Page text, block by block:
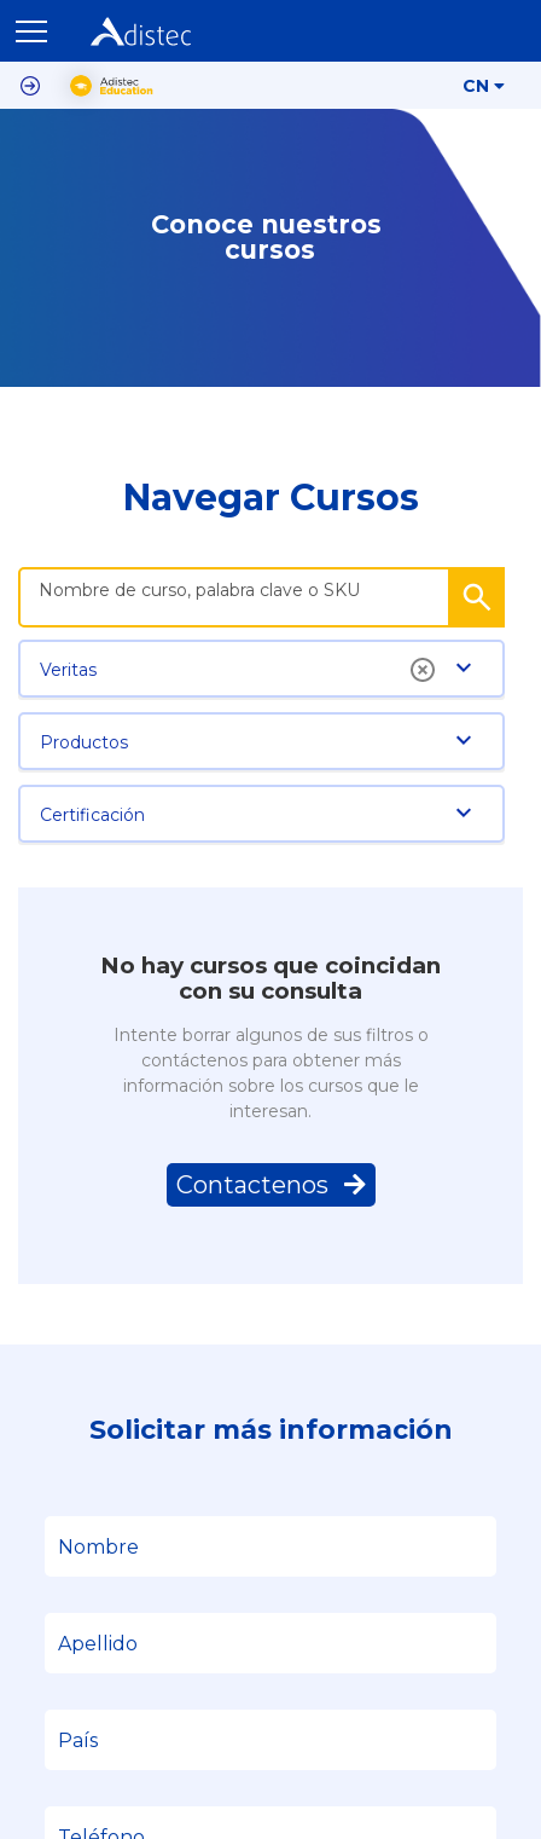
CN
Conoce nuestros
cursos
Navegar Cursos
Veritas
Productos
Certificación
No hay cursos que coincidan
con su consulta
Intente borrar algunos de sus filtros o
contáctenos para obtener más
información sobre los cursos que le
interesan.
Contactenos
Solicitar más información